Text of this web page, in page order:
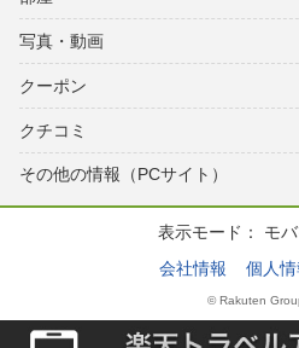
写真・動画
クーポン
クチコミ
その他の情報（PCサイト）
表示モード： モ
会社情報
個人
© Rakuten